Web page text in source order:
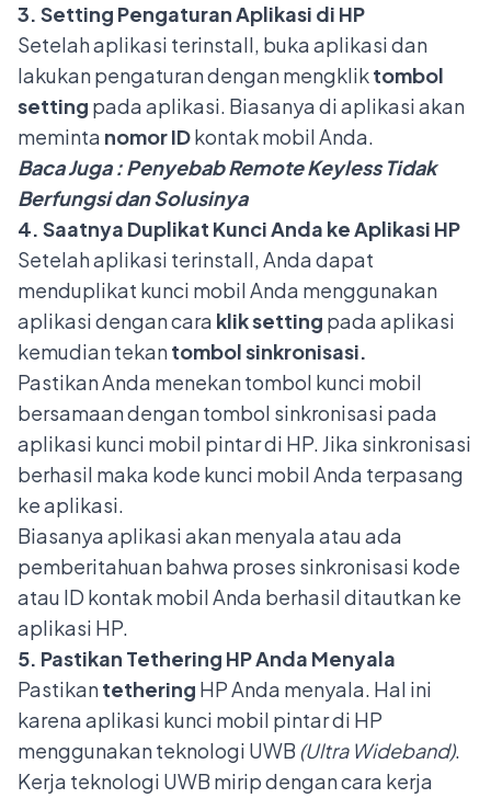
3. Setting Pengaturan Aplikasi di HP
Setelah aplikasi terinstall, buka aplikasi dan
lakukan pengaturan dengan mengkliktombol
setting pada aplikasi. Biasanya di aplikasi akan
meminta nomor IDkontak mobil Anda.
Baca Juga :Penyebab Remote Keyless Tidak
Berfungsi dan Solusinya
4. Saatnya Duplikat Kunci Anda ke Aplikasi HP
Setelah aplikasi terinstall, Anda dapat
menduplikat kunci mobil Anda menggunakan
aplikasi dengan cara klik setting pada aplikasi
kemudian tekantombol sinkronisasi.
Pastikan Anda menekan tombol kunci mobil
bersamaan dengan tombol sinkronisasi pada
aplikasi kunci mobil pintar di HP. Jika sinkronisasi
berhasil maka kode kunci mobil Anda terpasang
ke aplikasi.
Biasanya aplikasi akan menyala atau ada
pemberitahuan bahwa proses sinkronisasi kode
atau ID kontak mobil Anda berhasil ditautkan ke
aplikasi HP.
5. Pastikan Tethering HP Anda Menyala
Pastikantethering HP Anda menyala. Hal ini
karena aplikasi kunci mobil pintar di HP
menggunakan teknologi UWB (Ultra Wideband).
Kerja teknologi UWB mirip dengan cara kerja